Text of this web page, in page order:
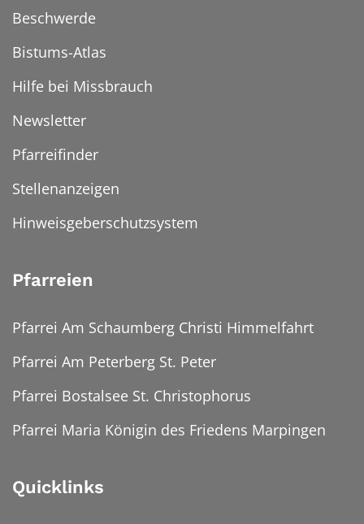
Beschwerde
Bistums-Atlas
Hilfe bei Missbrauch
Newsletter
Pfarreifinder
Stellenanzeigen
Hinweisgeberschutzsystem
Pfarreien
Pfarrei Am Schaumberg Christi Himmelfahrt
Pfarrei Am Peterberg St. Peter
Pfarrei Bostalsee St. Christophorus
Pfarrei Maria Königin des Friedens Marpingen
Quicklinks